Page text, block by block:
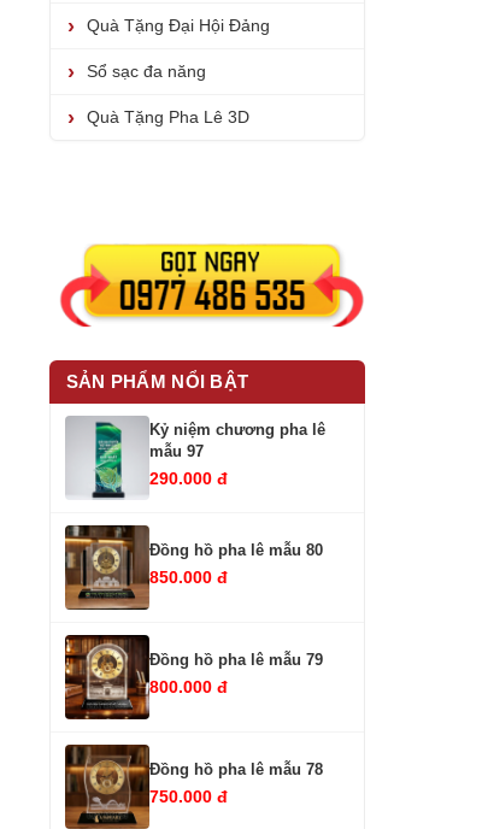
Quà Tặng Đại Hội Đảng
Sổ sạc đa năng
Quà Tặng Pha Lê 3D
SẢN PHẨM NỔI BẬT
Kỷ niệm chương pha lê
mẫu 97
290.000 đ
Đồng hồ pha lê mẫu 80
850.000 đ
Đồng hồ pha lê mẫu 79
800.000 đ
Đồng hồ pha lê mẫu 78
750.000 đ